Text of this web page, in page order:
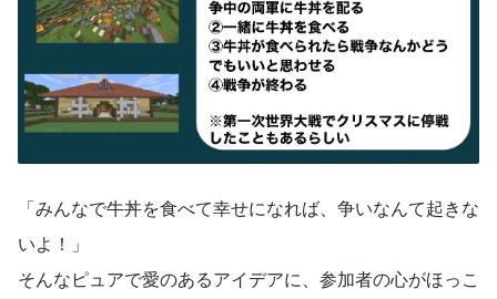
「みんなで牛丼を食べて幸せになれば、争いなんて起きな
いよ！」
そんなピュアで愛のあるアイデアに、参加者の心がほっこ